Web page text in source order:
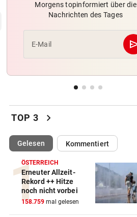
Freundin über Jahre hinweg
bedroht und missbraucht
DONNERSTAGS-SPECIAL vor
Erleben Sie den Auftakt der
HIT IN SALZBURG SCHULD
schon um 18 Uhr spielt
DARUNTER RAUCH, OBONYA
Wien: Männer protestierten
Gewalt an Frauen
OBERÖSTERREICH vor
„Wer will mich?“: Diese
haben kein Zuhause
Morgens topinformiert über die
Nachrichten des Tages
E-Mail
TOP 3 chevron_right
Gelesen(ausgewählt)Kommentiert
ÖSTERREICH
Erneuter Allzeit-
Rekord ++ Hitze
noch nicht vorbei
158.759 mal gelesen